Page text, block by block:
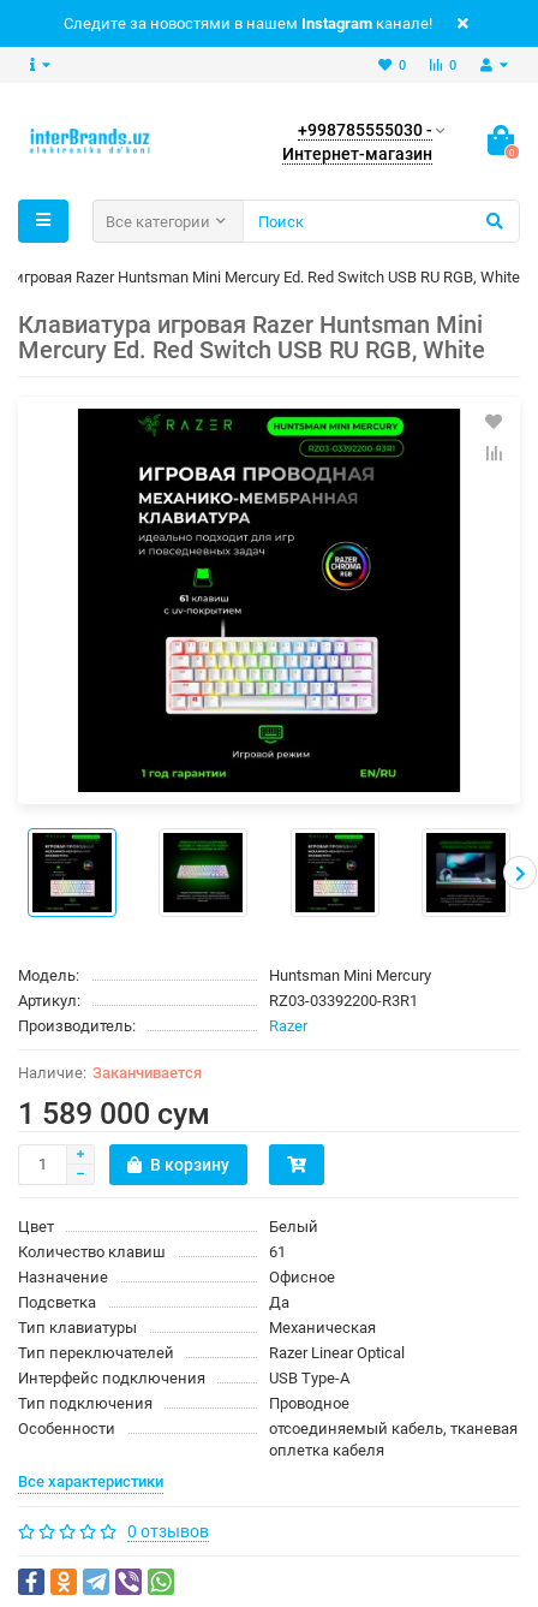
Следите за новостями в нашем Instagram канале!
0
0
+998785555030 -
Интернет-магазин
0
Все категории
игровая Razer Huntsman Mini Mercury Ed. Red Switch USB RU RGB, White
Клавиатура игровая Razer Huntsman Mini
Mercury Ed. Red Switch USB RU RGB, White
Модель:
Huntsman Mini Mercury
Артикул:
RZ03-03392200-R3R1
Производитель:
Razer
Заканчивается
1 589 000 сум
В корзину
Цвет
Белый
Количество клавиш
61
Назначение
Офисное
Подсветка
Да
Тип клавиатуры
Механическая
Тип переключателей
Razer Linear Optical
Интерфейс подключения
USB Type-A
Тип подключения
Проводное
Особенности
отсоединяемый кабель, тканевая
оплетка кабеля
Все характеристики
0 отзывов